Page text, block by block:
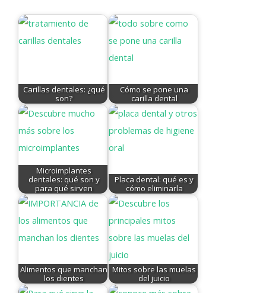
Carillas dentales: ¿qué
son?
Cómo se pone una
carilla dental
Microimplantes
dentales: qué son y
para qué sirven
Placa dental: qué es y
cómo eliminarla
Alimentos que manchan
los dientes
Mitos sobre las muelas
del juicio